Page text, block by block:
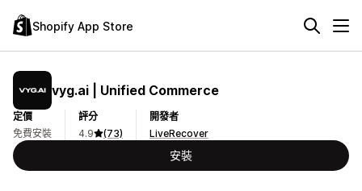
Shopify App Store
vyg.ai | Unified Commerce
定價
免費安裝
評分
4.9
(73)
開發者
LiveRecover
安裝